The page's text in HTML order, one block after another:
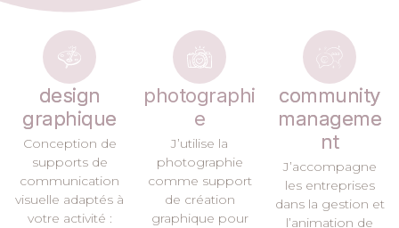
design
graphique
Conception de
supports de
communication
visuelle adaptés à
votre activité :
photographi
e
J’utilise la
photographie
comme support
de création
graphique pour
community
manageme
nt
J’accompagne
les entreprises
dans la gestion et
l’animation de